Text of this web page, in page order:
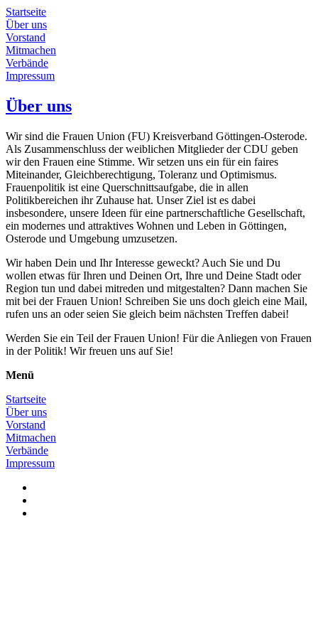
Startseite
Über uns
Vorstand
Mitmachen
Verbände
Impressum
Über uns
Wir sind die Frauen Union (FU) Kreisverband Göttingen-Osterode.
Als Zusammenschluss der weiblichen Mitglieder der CDU geben
wir den Frauen eine Stimme. Wir setzen uns ein für ein faires
Miteinander, Gleichberechtigung, Toleranz und Optimismus.
Frauenpolitik ist eine Querschnittsaufgabe, die in allen
Politikbereichen ihr Zuhause hat. Unser Ziel ist es dabei
insbesondere, unsere Ideen für eine partnerschaftliche Gesellschaft,
ein modernes und attraktives Wohnen und Leben in Göttingen,
Osterode und Umgebung umzusetzen.
Wir haben Dein und Ihr Interesse geweckt? Auch Sie und Du
wollen etwas für Ihren und Deinen Ort, Ihre und Deine Stadt oder
Region tun und dabei mitreden und mitgestalten? Dann machen Sie
mit bei der Frauen Union! Schreiben Sie uns doch gleich eine Mail,
rufen uns an oder seien Sie gleich beim nächsten Treffen dabei!
Werden Sie ein Teil der Frauen Union! Für die Anliegen von Frauen
in der Politik! Wir freuen uns auf Sie!
Menü
Startseite
Über uns
Vorstand
Mitmachen
Verbände
Impressum